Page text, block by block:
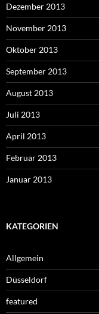
Dezember 2013
November 2013
Oktober 2013
September 2013
August 2013
Juli 2013
April 2013
Februar 2013
Januar 2013
KATEGORIEN
Allgemein
Düsseldorf
featured